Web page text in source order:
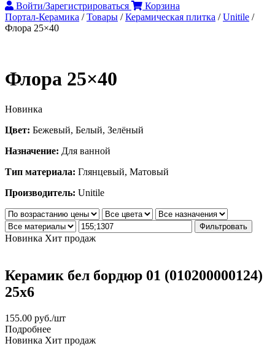
Войти/Зарегистрироваться
Корзина
Портал-Керамика /Товары /Керамическая плитка /Unitile /
Флора 25×40
Флора 25×40
Новинка
Цвет: Бежевый, Белый, Зелёный
Назначение: Для ванной
Тип материала: Глянцевый, Матовый
Производитель: Unitile
Фильтровать
Новинка Хит продаж
Керамик бел бордюр 01 (010200000124)
25х6
155.00 руб./шт
Подробнее
Новинка Хит продаж